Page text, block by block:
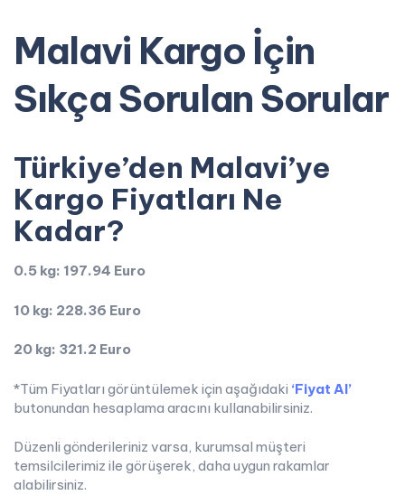
Malavi Kargo İçin
Sıkça Sorulan Sorular
Türkiye’den Malavi’ye
Kargo Fiyatları Ne
Kadar?
0.5 kg: 197.94 Euro
10 kg: 228.36 Euro
20 kg: 321.2 Euro
*Tüm Fiyatları görüntülemek için aşağıdaki ‘Fiyat Al’
butonundan hesaplama aracını kullanabilirsiniz.
Düzenli gönderileriniz varsa, kurumsal müşteri
temsilcilerimiz ile görüşerek, daha uygun rakamlar
alabilirsiniz.